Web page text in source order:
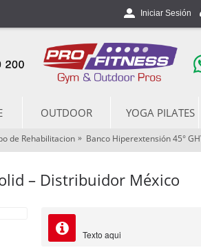
Iniciar Sesión
OUTDOOR YOGA PILATES
de Rehabilitacion Banco Hiperextensión 45°
– Distribuidor México
Texto aqui